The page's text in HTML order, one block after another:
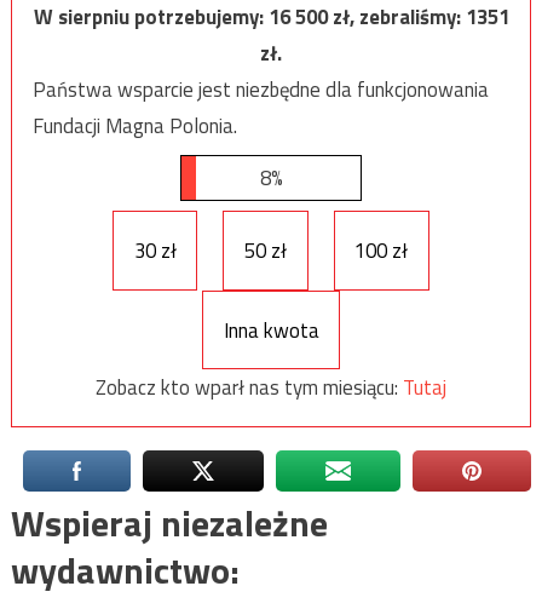
W sierpniu potrzebujemy:16 500zł, zebraliśmy:1351
zł.
Państwa wsparcie jest niezbędne dla funkcjonowania
Fundacji Magna Polonia.
8%
30 zł 50 zł 100 zł
Inna kwota
Zobacz kto wparł nas tym miesiącu: Tutaj
Wspieraj niezależne
wydawnictwo: